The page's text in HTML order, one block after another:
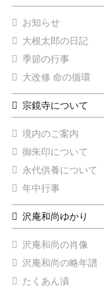
お知らせ
大根太郎の日記
季節の行事
大改修 命の循環
宗鏡寺について
境内のご案内
御朱印について
永代供養について
年中行事
沢庵和尚ゆかり
沢庵和尚の肖像
沢庵和尚の略年譜
たくあん漬